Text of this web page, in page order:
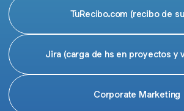
TuRecibo.com (recibo de
Jira (carga de hs en proyectos y
Corporate Marketing